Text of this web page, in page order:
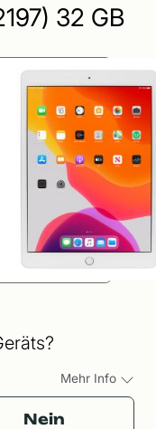
32 GB
Mehr Info
Nein